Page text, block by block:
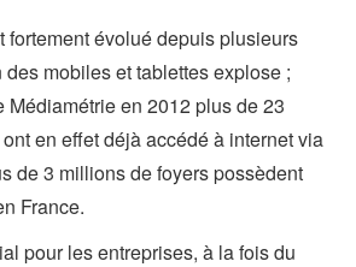
fortement évolué depuis plusieurs
des mobiles et tablettes explose ;
Médiamétrie en 2012 plus de 23
en effet déjà accédé à internet via
de 3 millions de foyers possèdent
France.
pour les entreprises, à la fois du